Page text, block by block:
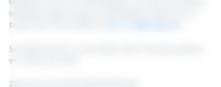
trabajo en torno a la estrategia y a la que se podrán
trasladar sugerencias y propuestas a través de un
buzón de correo abierto (
Se espera tener un borrador para consulta pública
en marzo de 2025.
22 de julio de 2024/ MAPA/España.